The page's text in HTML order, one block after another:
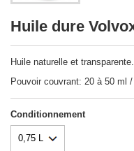
Huile dure
Huile naturelle et transparente.
Pouvoir couvrant: 20 à 50 ml /
Conditionnement